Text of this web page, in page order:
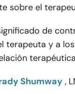
sobre el
de
terapeuta y a
Shumway ,